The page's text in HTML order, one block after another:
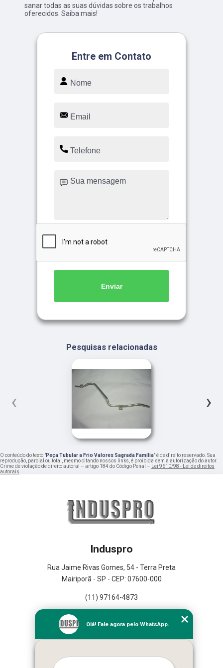
sanar todas as suas dúvidas sobre os trabalhos
oferecidos. Saiba mais!
Entre em Contato
Enviar
Pesquisas relacionadas
‹ ›
O conteúdo do texto "Peça Tubular a Frio Valores Sagrada Família" é de direito reservado. Sua
reprodução, parcial ou total, mesmo citando nossos links, é proibida sem a autorização do autor.
Crime de violação de direito autoral – artigo 184 do Código Penal – Lei 9610/98 - Lei de direitos
autorais.
Induspro
Rua Jaime Rivas Gomes, 54 - Terra Preta
Mairiporã - SP - CEP: 07600-000
(11) 97164-4873
Empresa
Missão
Olá! Fale agora pelo WhatsApp.